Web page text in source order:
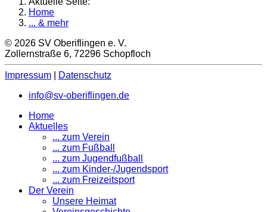
Home
... & mehr
© 2026 SV Oberiflingen e. V.
Zollernstraße 6, 72296 Schopfloch
Impressum
Datenschutz
info@sv-oberiflingen.de
Home
Aktuelles
... zum Verein
... zum Fußball
... zum Jugendfußball
... zum Kinder-/Jugendsport
... zum Freizeitsport
Der Verein
Unsere Heimat